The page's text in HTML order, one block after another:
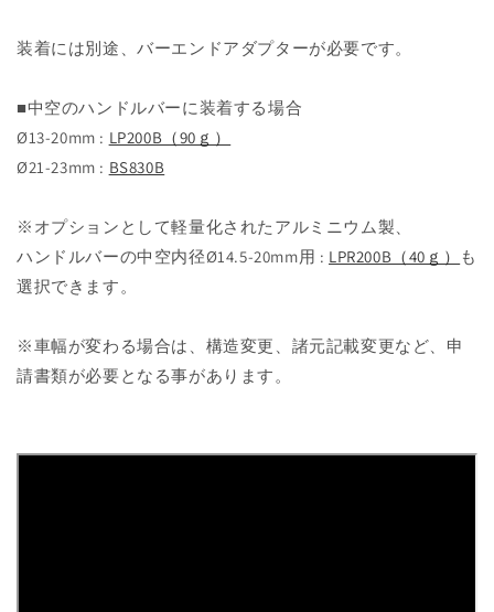
装着には別途、バーエンドアダプターが必要です。
■中空のハンドルバーに装着する場合
Ø13-20mm : LP200B（90ｇ）
Ø21-23mm : BS830B
※オプションとして軽量化されたアルミニウム製、
ハンドルバーの中空内径Ø14.5-20mm用 : LPR200B（40ｇ）
も
選択できます。
※車幅が変わる場合は、構造変更、諸元記載変更など、申
請書類が必要となる事があります。